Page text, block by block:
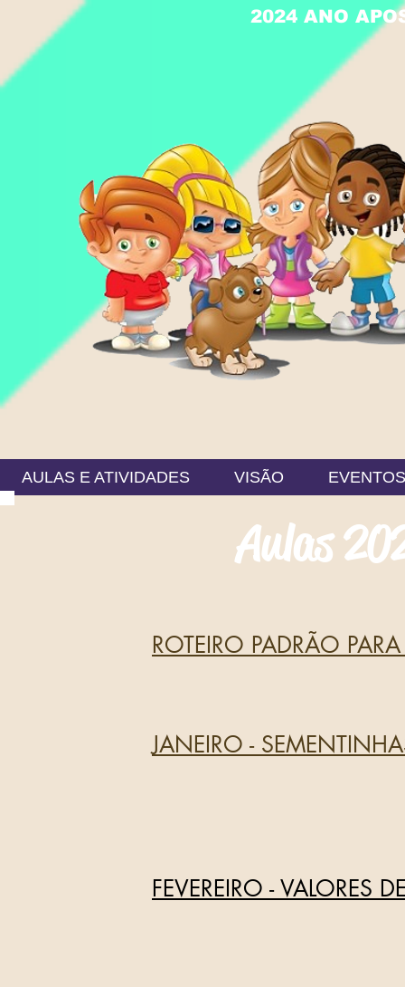
2024 ANO
AULAS E ATIVIDADES VISÃO EVENTOS
Aulas
JANEIRO -
FEVEREIRO - VALORES
ROTEIRO PADRÃO